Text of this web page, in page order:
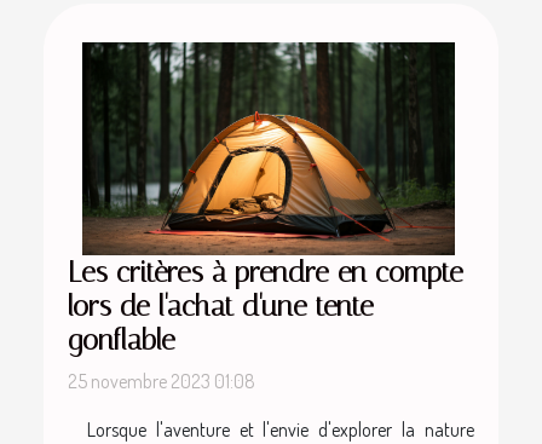
Les critères à prendre en compte
lors de l'achat d'une tente
gonflable
25 novembre 2023 01:08
Lorsque l'aventure et l'envie d'explorer la nature